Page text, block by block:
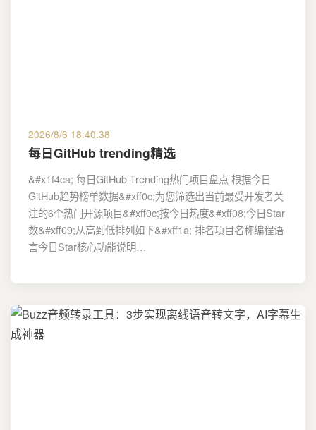
2026/8/6 18:40:38
每日GitHub trending精选
&#x1f4ca; 每日GitHub Trending热门项目盘点 根据今日
GitHub趋势榜单数据&#xff0c;为您筛选出当前最受开发者关
注的6个热门开源项目&#xff0c;按今日热度&#xff08;今日Star
数&#xff09;从高到低排列如下&#xff1a; 排名项目名称编程语
言今日Star核心功能说明…